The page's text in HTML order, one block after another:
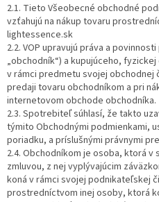
2.1. Tieto Všeobecné obchodné
vzťahujú na nákup tovaru
lightessence.sk
2.2. VOP upravujú práva a
„obchodník“) a kupujúceho,
v rámci predmetu svojej
predaji tovaru obchodníkom a pri
internetovom obchode obchodníka.
2.3. Spotrebiteľ súhlasí, že takto
týmito Obchodnými podmienkami,
poriadku, a príslušnými právnymi
2.4. Obchodníkom je osoba, ktorá
zmluvou, z nej vyplývajúcim
koná v rámci svojej podnikateľskej
prostredníctvom inej osoby, ktorá